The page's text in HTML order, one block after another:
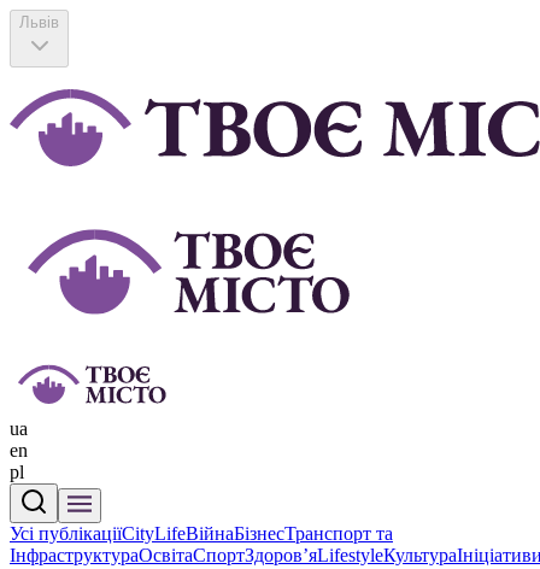
Львів
ua
en
pl
Усі публікаціїCityLifeВійнаБізнесТранспорт та
ІнфраструктураОсвітаСпортЗдоровʼяLifestyleКультура